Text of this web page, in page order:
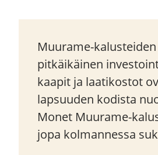
Muurame-
pitkäikäinen
kaapit ja laatikostot
lapsuuden kodista
Monet Muurame-
jopa kolmannessa